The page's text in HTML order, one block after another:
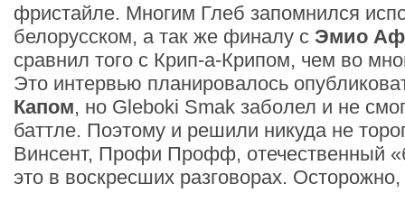
фристайле. Многим Глеб запомнился
белорусском, а так же финалу с Эмио
сравнил того с Крип-а-Крипом, чем во
Это интервью планировалось
Капом, но Gleboki Smak заболел и не
баттле. Поэтому и решили никуда не
Винсент, Профи Профф, отечественный
это в воскресших разговорах.